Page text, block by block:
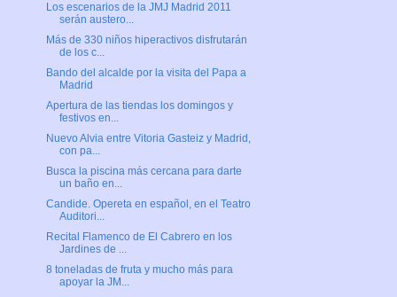
Los escenarios de la JMJ Madrid 2011
serán austero...
Más de 330 niños hiperactivos disfrutarán
de los c...
Bando del alcalde por la visita del Papa a
Madrid
Apertura de las tiendas los domingos y
festivos en...
Nuevo Alvia entre Vitoria Gasteiz y Madrid,
con pa...
Busca la piscina más cercana para darte
un baño en...
Candide. Opereta en español, en el Teatro
Auditori...
Recital Flamenco de El Cabrero en los
Jardines de ...
8 toneladas de fruta y mucho más para
apoyar la JM...